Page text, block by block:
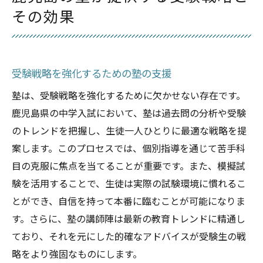
その効果
受験戦略を強化するための塾の支援
塾は、受験戦略を強化するために欠かせない存在です。
鹿児島県の中学入試において、塾は過去問の分析や受験
のトレンドを把握し、生徒一人ひとりに最適な戦略を提
案します。このプロセスでは、個別指導を通じて苦手科
目の克服に焦点を当てることが重要です。また、模擬試
験を活用することで、生徒は実際の試験環境に慣れるこ
とができ、自信を持って本番に臨むことが可能になりま
す。さらに、塾の講師陣は最新の教育トレンドに精通し
ており、それを元にした的確なアドバイスが受験生の戦
略をより強固なものにします。